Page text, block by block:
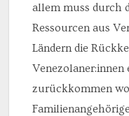
allem muss durch
Ressourcen aus
Ländern die
zurückkommen